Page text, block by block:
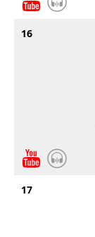
16
17